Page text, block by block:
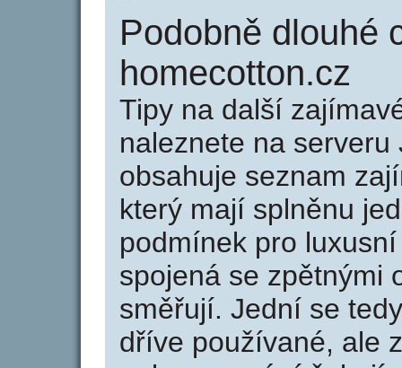
Podobně dlouhé
homecotton.cz
Tipy na další
naleznete na serveru
obsahuje seznam
který mají splněnu
podmínek pro
spojená se zpětnými
směřují. Jední se
dříve používané, ale